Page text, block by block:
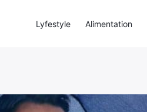
Lyfestyle Alimentation